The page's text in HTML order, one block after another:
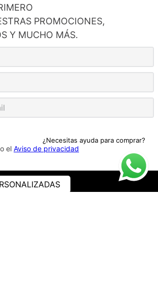
¿Necesitas ayuda para comprar?
PROMOCIONES,
Y MUCHO MÁS.
el Aviso de privacidad